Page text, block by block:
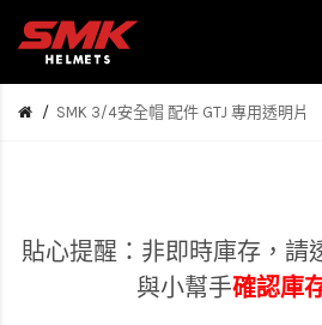
SMK 3/4安全帽 配件 GTJ 專用透明片
貼心提醒：非即時庫存， 請
與小幫手確認庫